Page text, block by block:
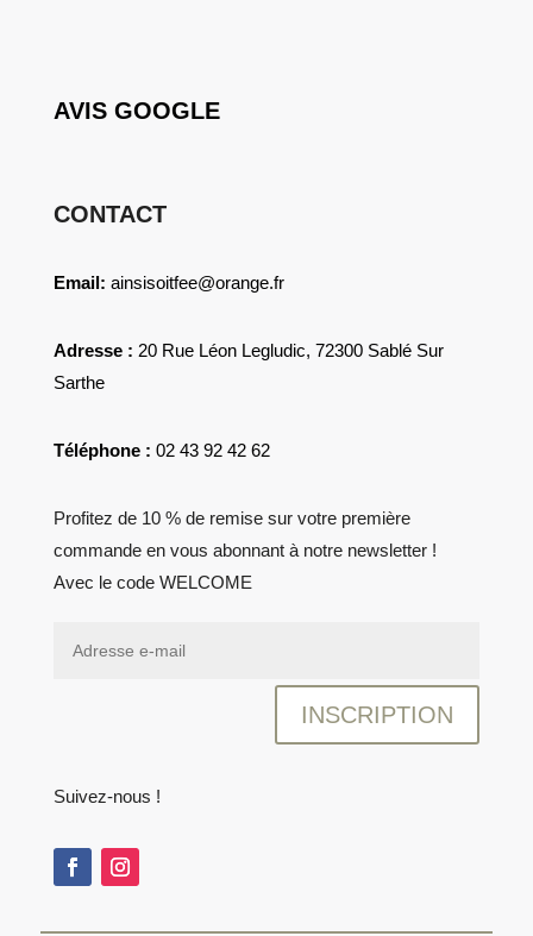
AVIS GOOGLE
CONTACT
Email: ainsisoitfee@orange.fr
Adresse : 20 Rue Léon Legludic, 72300 Sablé Sur
Sarthe
Téléphone : 02 43 92 42 62
Profitez de 10 % de remise sur votre première
commande en vous abonnant à notre newsletter !
Avec le code WELCOME
INSCRIPTION
Suivez-nous !